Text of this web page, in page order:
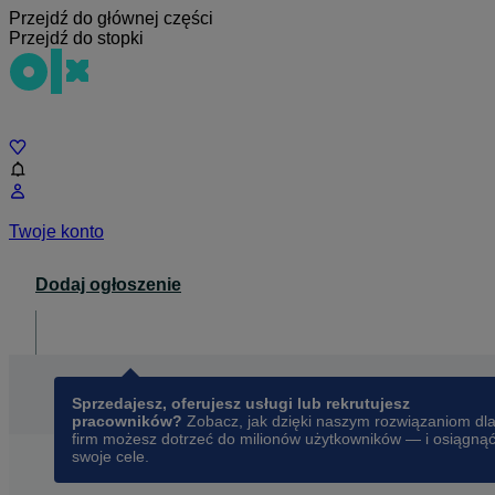
Przejdź do głównej części
Przejdź do stopki
Twoje konto
Dodaj ogłoszenie
Sprzedajesz, oferujesz usługi lub rekrutujesz
pracowników? Zobacz, jak dzięki naszym rozwiązaniom dla
firm możesz dotrzeć do milionów użytkowników — i osiągnąć
swoje cele.